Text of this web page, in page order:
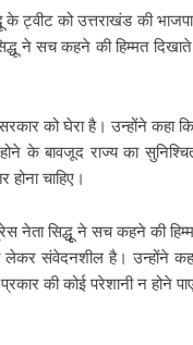
ट्वीट को उत्तराखंड की
ने सच कहने की हिम्मत
को घेरा है। उन्होंने कहा कि
बावजूद राज्य का सुनिश्चित
चाहिए।
नेता सिद्धृू ने सच कहने की
लेकर संवेदनशील है। उन्होंने
की कोई परेशानी न होने